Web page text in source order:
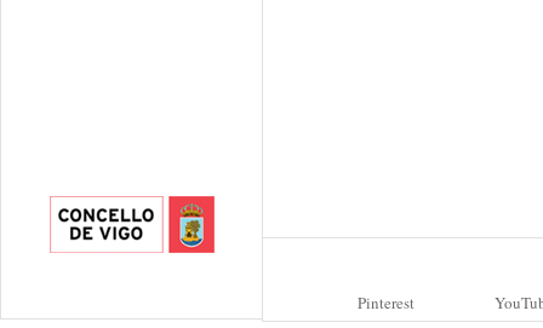
Pinterest